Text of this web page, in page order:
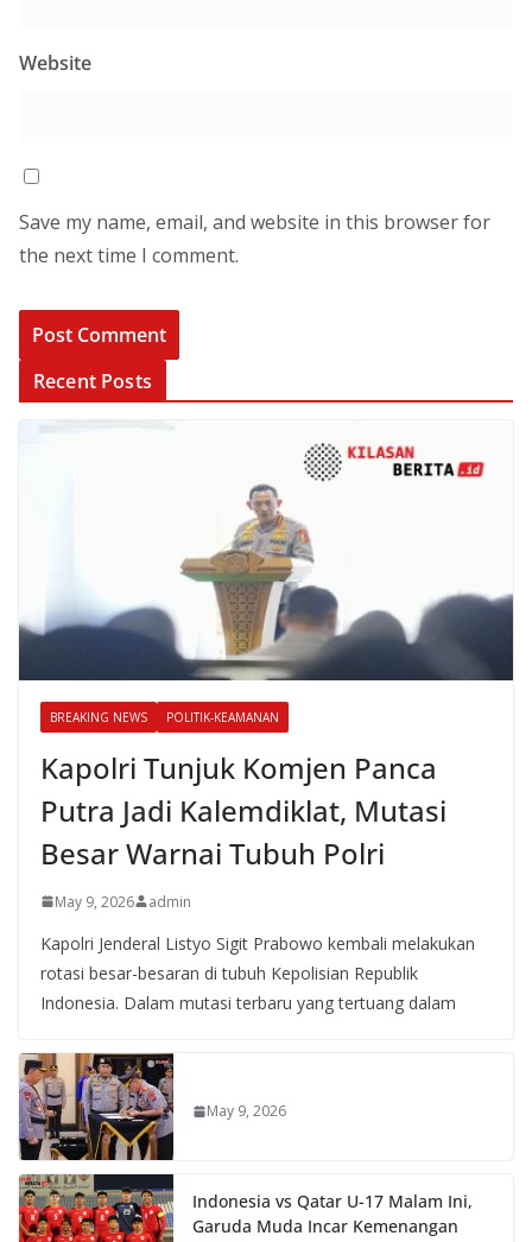
Website
Save my name, email, and website in this browser for
the next time I comment.
Recent Posts
BREAKING NEWS POLITIK-KEAMANAN
Kapolri Tunjuk Komjen Panca
Putra Jadi Kalemdiklat, Mutasi
Besar Warnai Tubuh Polri
May 9, 2026 admin
Kapolri Jenderal Listyo Sigit Prabowo kembali melakukan
rotasi besar-besaran di tubuh Kepolisian Republik
Indonesia. Dalam mutasi terbaru yang tertuang dalam
May 9, 2026
Indonesia vs Qatar U-17 Malam Ini,
Garuda Muda Incar Kemenangan